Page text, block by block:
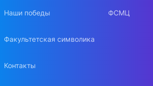
Наши победы
Факультетская символика
Контакты
ФСМЦ